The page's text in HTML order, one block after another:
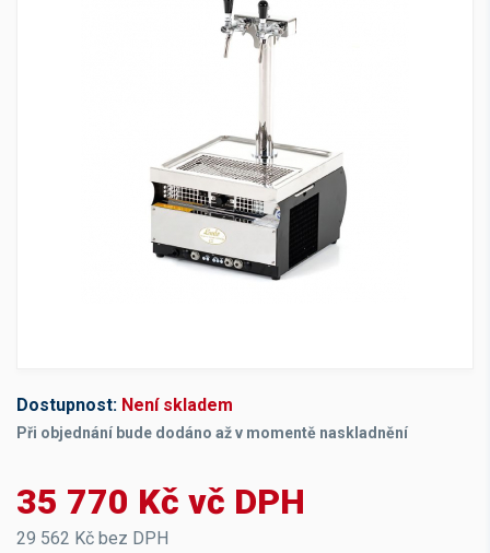
Dostupnost: Není skladem
Při objednání bude dodáno až v momentě naskladnění
35 770 Kč vč DPH
29 562 Kč bez DPH